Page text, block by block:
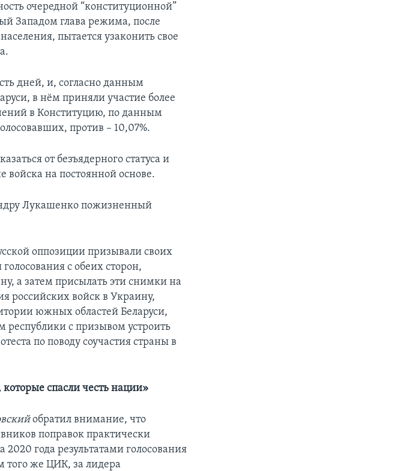
очередной “конституционной”
Западом глава режима, после
пытается узаконить свое
дней, и, согласно данным
в нём приняли участие более
в Конституцию, по данным
против – 10,07%.
от безъядерного статуса и
войска на постоянной основе.
Лукашенко пожизненный
оппозиции призывали своих
с обеих сторон,
а затем присылать эти снимки на
российских войск в Украину,
южных областей Беларуси,
с призывом устроить
по поводу соучастия страны в
спасли честь нации»
обратил внимание, что
поправок практически
года результатами голосования
того же ЦИК, за лидера